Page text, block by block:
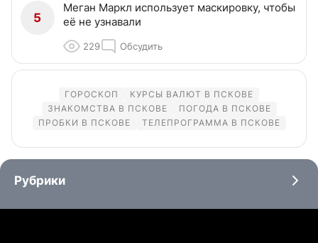
5
Меган Маркл использует маскировку, чтобы
её не узнавали
229 Обсудить
ГОРОСКОП
КУРСЫ ВАЛЮТ В ПСКОВЕ
ЗНАКОМСТВА В ПСКОВЕ
ПОГОДА В ПСКОВЕ
ПРОБКИ В ПСКОВЕ
ТЕЛЕПРОГРАММА В ПСКОВЕ
Рубрики